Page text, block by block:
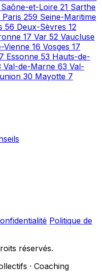
Saône-et-Loire 21 Sarthe
Paris 259 Seine-Maritime
56 Deux-Sèvres 12
17 Var 52 Vaucluse
Vienne 16 Vosges 17
7 Essonne 53 Hauts-de-
Val-de-Marne 63 Val-
30 Mayotte 7
Politique de
réservés.
· Coaching